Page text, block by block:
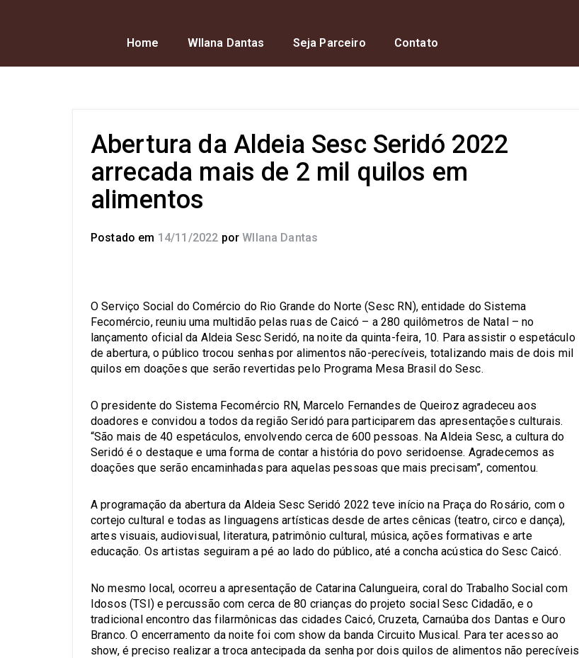
Home Wllana Dantas Seja Parceiro Contato
Abertura da Aldeia Sesc Seridó 2022
arrecada mais de 2 mil quilos em
alimentos
Postado em 14/11/2022 por Wllana Dantas
O Serviço Social do Comércio do Rio Grande do Norte (Sesc RN), entidade do Sistema
Fecomércio, reuniu uma multidão pelas ruas de Caicó – a 280 quilômetros de Natal – no
lançamento oficial da Aldeia Sesc Seridó, na noite da quinta-feira, 10. Para assistir o espetáculo
de abertura, o público trocou senhas por alimentos não-perecíveis, totalizando mais de dois mil
quilos em doações que serão revertidas pelo Programa Mesa Brasil do Sesc.
O presidente do Sistema Fecomércio RN, Marcelo Fernandes de Queiroz agradeceu aos
doadores e convidou a todos da região Seridó para participarem das apresentações culturais.
“São mais de 40 espetáculos, envolvendo cerca de 600 pessoas. Na Aldeia Sesc, a cultura do
Seridó é o destaque e uma forma de contar a história do povo seridoense. Agradecemos as
doações que serão encaminhadas para aquelas pessoas que mais precisam”, comentou.
A programação da abertura da Aldeia Sesc Seridó 2022 teve início na Praça do Rosário, com o
cortejo cultural e todas as linguagens artísticas desde de artes cênicas (teatro, circo e dança),
artes visuais, audiovisual, literatura, patrimônio cultural, música, ações formativas e arte
educação. Os artistas seguiram a pé ao lado do público, até a concha acústica do Sesc Caicó.
No mesmo local, ocorreu a apresentação de Catarina Calungueira, coral do Trabalho Social com
Idosos (TSI) e percussão com cerca de 80 crianças do projeto social Sesc Cidadão, e o
tradicional encontro das filarmônicas das cidades Caicó, Cruzeta, Carnaúba dos Dantas e Ouro
Branco. O encerramento da noite foi com show da banda Circuito Musical. Para ter acesso ao
show, é preciso realizar a troca antecipada da senha por dois quilos de alimentos não perecíveis